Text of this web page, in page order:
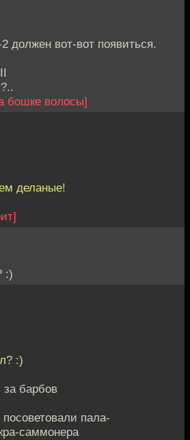
должен вот-вот появиться.
бошке волосы]
деланые!
:)
:)
за барбов
пала-
саммонера